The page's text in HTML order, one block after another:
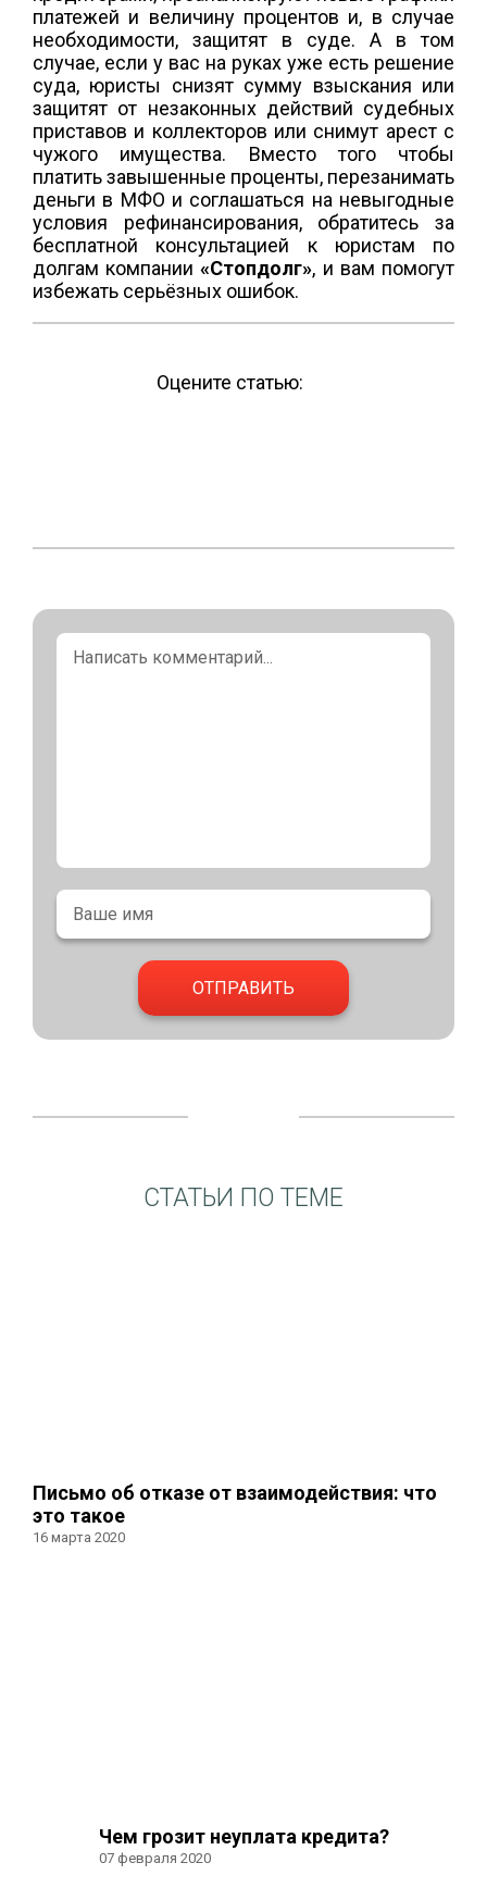
платежей и величину процентов и, в случае
необходимости, защитят в суде. А в том
случае, если у вас на руках уже есть решение
суда, юристы снизят сумму взыскания или
защитят от незаконных действий судебных
приставов и коллекторов или снимут арест с
чужого имущества. Вместо того чтобы
платить завышенные проценты, перезанимать
деньги в МФО и соглашаться на невыгодные
условия рефинансирования, обратитесь за
бесплатной консультацией к юристам по
долгам компании«Стопдолг», и вам помогут
избежать серьёзных ошибок.
Оцените статью:
СТАТЬИ ПО ТЕМЕ
Письмо об отказе от взаимодействия: что
это такое
16 марта 2020
Чем грозит неуплата кредита?
07 февраля 2020